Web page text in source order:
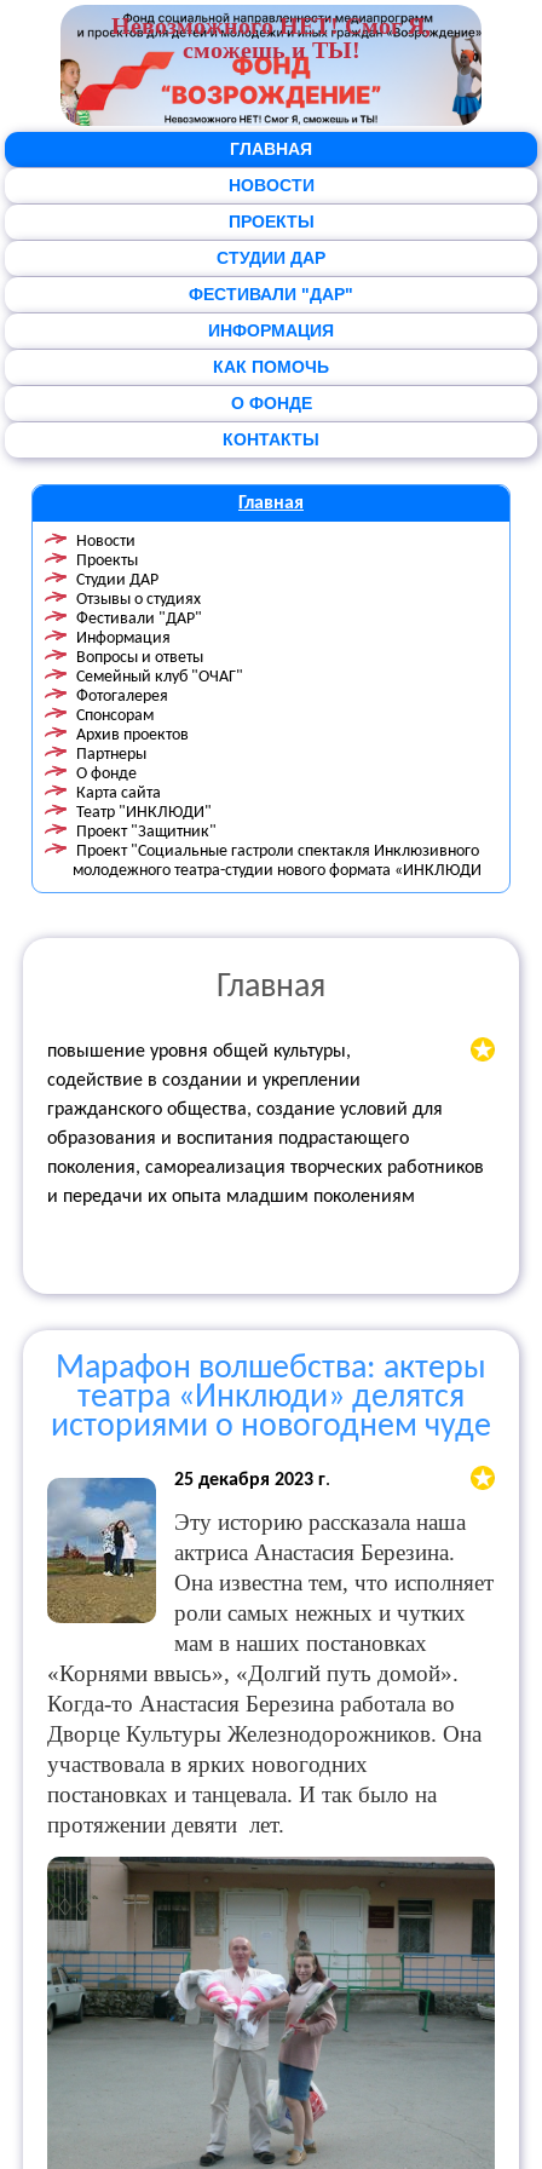
Невозможного НЕТ! Смог Я,
сможешь и ТЫ!
ГЛАВНАЯ
НОВОСТИ
ПРОЕКТЫ
СТУДИИ ДАР
ФЕСТИВАЛИ "ДАР"
ИНФОРМАЦИЯ
КАК ПОМОЧЬ
О ФОНДЕ
КОНТАКТЫ
Главная
Новости
Проекты
Студии ДАР
Отзывы о студиях
Фестивали "ДАР"
Информация
Вопросы и ответы
Семейный клуб "ОЧАГ"
Фотогалерея
Спонсорам
Архив проектов
Партнеры
О фонде
Карта сайта
Театр "ИНКЛЮДИ"
Проект "Защитник"
Проект "Социальные гастроли спектакля Инклюзивного
молодежного театра-студии нового формата «ИНКЛЮДИ
Главная
повышение уровня общей культуры,
содействие в создании и укреплении
гражданского общества, создание условий для
образования и воспитания подрастающего
поколения, самореализация творческих работников
и передачи их опыта младшим поколениям
Марафон волшебства: актеры
театра «Инклюди» делятся
историями о новогоднем чуде
25 декабря 2023 г.
Эту историю рассказала наша
актриса Анастасия Березина.
Она известна тем, что исполняет
роли самых нежных и чутких
мам в наших постановках
«Корнями ввысь», «Долгий путь домой».
Когда-то Анастасия Березина работала во
Дворце Культуры Железнодорожников. Она
участвовала в ярких новогодних
постановках и танцевала. И так было на
протяжении девяти лет.